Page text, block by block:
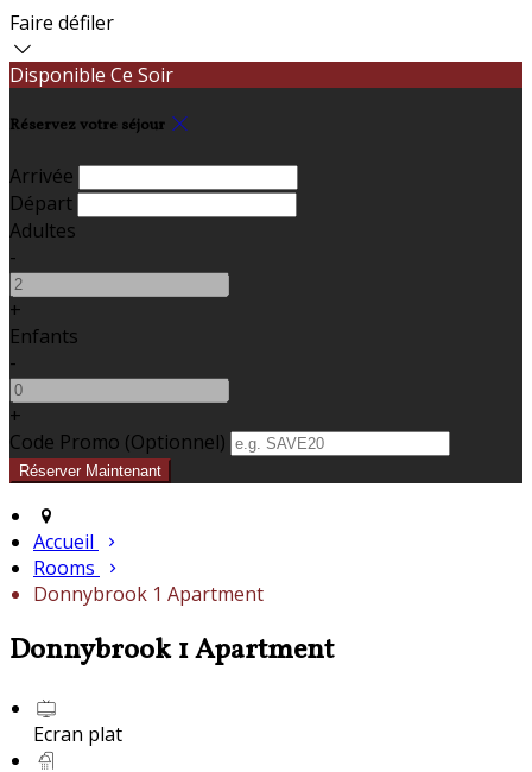
Faire défiler
Disponible Ce Soir
Réservez votre séjour
Arrivée
Départ
Adultes
-
+
Enfants
-
+
Code Promo (Optionnel)
Accueil
Rooms
Donnybrook 1 Apartment
Donnybrook 1 Apartment
Ecran plat